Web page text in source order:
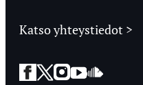
Katso yhteystiedot >
Facebook
Twitter
Instagram
YouTube